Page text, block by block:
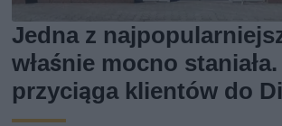
Jedna z
właśnie mocno
przyciąga klientów do